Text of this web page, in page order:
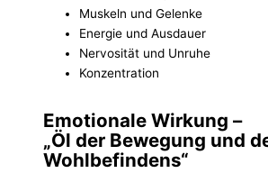
Muskeln und Gelenke
Energie und Ausdauer
Nervosität und Unruhe
Konzentration
Emotionale Wirkung –
„Öl der Bewegung und
Wohlbefindens“